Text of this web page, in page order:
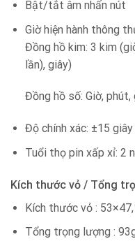
Bật/tắt âm nhấn nút
Giờ hiện hành thông
Đồng hồ kim: 3 kim
lần), giây)
Đồng hồ số: Giờ, phút,
Độ chính xác: ±15
Tuổi thọ pin xấp xỉ: 2
Kích thước vỏ / Tổng
Kích thước vỏ :
Tổng trọng lượng :